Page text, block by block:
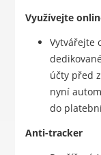
Využívejte
Vytvářejte
účty před
nyní
do
Anti-tracker